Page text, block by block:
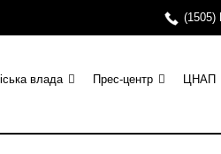
(1505)
влада Прес-центр ЦНАП